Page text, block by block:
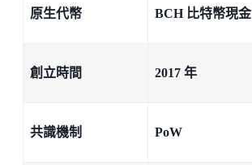
原生代幣 BCH 比特幣現金
創立時間 2017 年
共識機制 PoW